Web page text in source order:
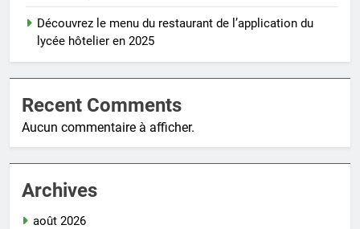
Découvrez le menu du restaurant de l’application du
lycée hôtelier en 2025
Recent Comments
Aucun commentaire à afficher.
Archives
août 2026